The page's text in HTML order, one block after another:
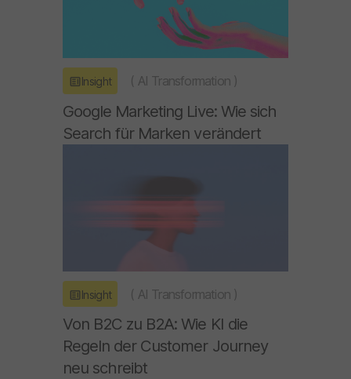
Insight ( AI Transformation )
Google Marketing Live: Wie sich
Search für Marken verändert
Insight ( AI Transformation )
Von B2C zu B2A: Wie KI die
Regeln der Customer Journey
neu schreibt